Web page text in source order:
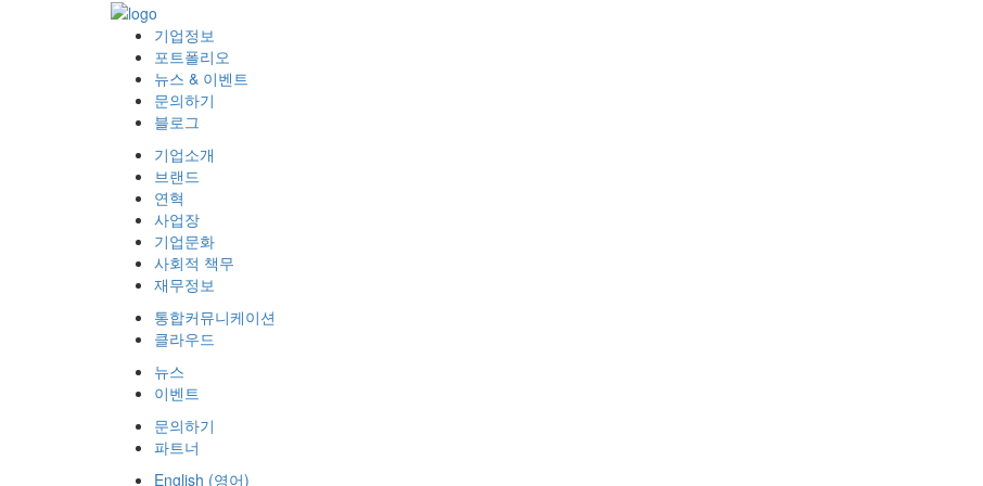
기업정보
포트폴리오
뉴스 & 이벤트
문의하기
블로그
기업소개
브랜드
연혁
사업장
기업문화
사회적 책무
재무정보
통합커뮤니케이션
클라우드
뉴스
이벤트
문의하기
파트너
English (영어)